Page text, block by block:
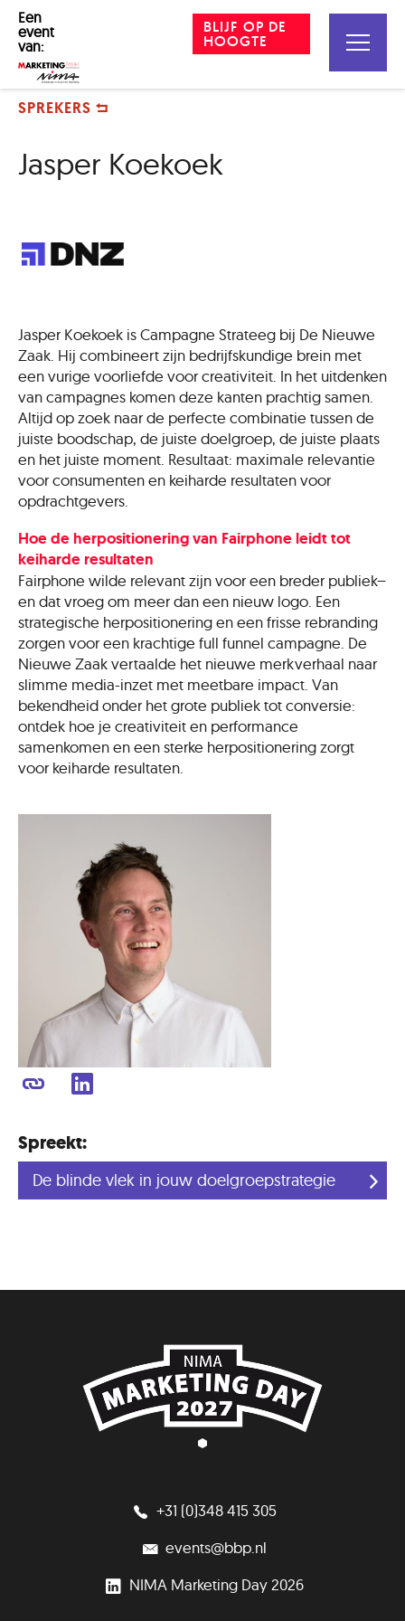
BLIJF OP DE
HOOGTE
Een
event
van:
SPREKERS
Jasper Koekoek
Jasper Koekoek is Campagne Strateeg bij De Nieuwe
Zaak. Hij combineert zijn bedrijfskundige brein met
een vurige voorliefde voor creativiteit. In het uitdenken
van campagnes komen deze kanten prachtig samen.
Altijd op zoek naar de perfecte combinatie tussen de
juiste boodschap, de juiste doelgroep, de juiste plaats
en het juiste moment. Resultaat: maximale relevantie
voor consumenten en keiharde resultaten voor
opdrachtgevers.
Hoe de herpositionering van Fairphone leidt tot
keiharde resultaten
Fairphone wilde relevant zijn voor een breder publiek–
en dat vroeg om meer dan een nieuw logo. Een
strategische herpositionering en een frisse rebranding
zorgen voor een krachtige full funnel campagne. De
Nieuwe Zaak vertaalde het nieuwe merkverhaal naar
slimme media-inzet met meetbare impact. Van
bekendheid onder het grote publiek tot conversie:
ontdek hoe je creativiteit en performance
samenkomen en een sterke herpositionering zorgt
voor keiharde resultaten.
Spreekt:
De blinde vlek in jouw doelgroepstrategie
+31 (0)348 415 305
events@bbp.nl
NIMA Marketing Day 2026